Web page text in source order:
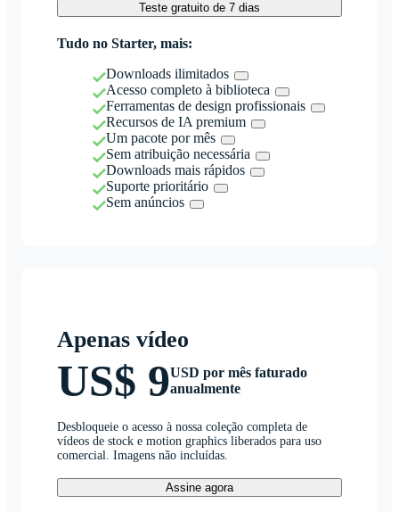
Teste gratuito de 7 dias
Tudo no Starter, mais:
Downloads ilimitados
Acesso completo à biblioteca
Ferramentas de design profissionais
Recursos de IA premium
Um pacote por mês
Sem atribuição necessária
Downloads mais rápidos
Suporte prioritário
Sem anúncios
Apenas vídeo
US$ 9USD por mês faturado
anualmente
Desbloqueie o acesso à nossa coleção completa de
vídeos de stock e motion graphics liberados para uso
comercial. Imagens não incluídas.
Assine agora